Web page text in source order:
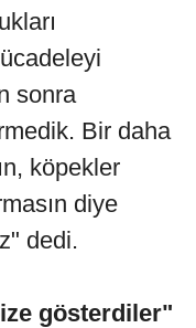
sonra
Bir daha
köpekler
diye
dedi.
gösterdiler"